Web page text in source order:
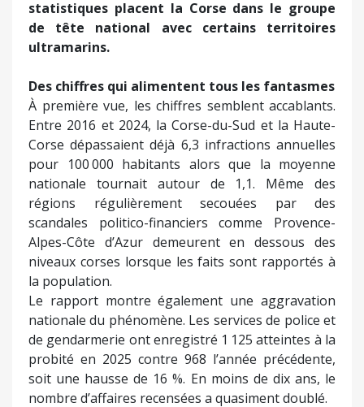
statistiques placent la Corse dans le groupe
de tête national avec certains territoires
ultramarins.
Des chiffres qui alimentent tous les fantasmes
À première vue, les chiffres semblent accablants.
Entre 2016 et 2024, la Corse-du-Sud et la Haute-
Corse dépassaient déjà 6,3 infractions annuelles
pour 100 000 habitants alors que la moyenne
nationale tournait autour de 1,1. Même des
régions régulièrement secouées par des
scandales politico-financiers comme Provence-
Alpes-Côte d’Azur demeurent en dessous des
niveaux corses lorsque les faits sont rapportés à
la population.
Le rapport montre également une aggravation
nationale du phénomène. Les services de police et
de gendarmerie ont enregistré 1 125 atteintes à la
probité en 2025 contre 968 l’année précédente,
soit une hausse de 16 %. En moins de dix ans, le
nombre d’affaires recensées a quasiment doublé.